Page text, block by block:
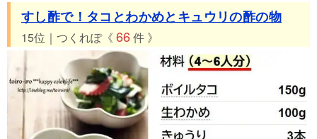
すし酢で！タコとわかめとキュウリの酢の物
15位｜つくれぽ《 66件 》